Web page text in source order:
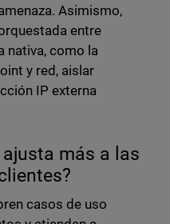
Asimismo,
entre
nativa, como la
y red, aislar
IP externa
ajusta más a las
casos de uso